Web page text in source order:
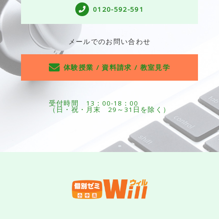
0120-592-591
メールでのお問い合わせ
体験授業 / 資料請求 / 教室見学
受付時間 13：00-18：00
（日・祝・月末 29～31日を除く）